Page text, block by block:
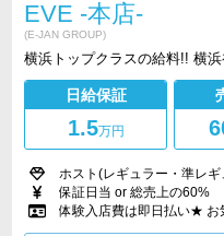
EVE -本店-
(E-JAN GROUP)
横浜トップクラスの給料!! 横
日給保証
1.5万円
保証日当 or 総売上の60%
体験入店費は即日払い★ お